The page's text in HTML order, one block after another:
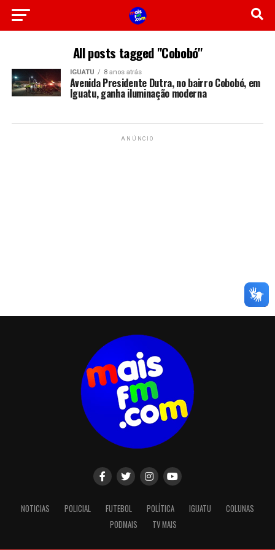
All posts tagged "Cobobó"
IGUATU 8 anos atrás
Avenida Presidente Dutra, no bairro Cobobó, em
Iguatu, ganha iluminação moderna
ANÚNCIO
NOTICIAS POLICIAL FUTEBOL POLÍTICA IGUATU
COLUNAS
PODMAIS
TV MAIS